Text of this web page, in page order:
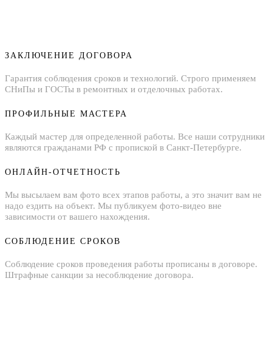
ЗАКЛЮЧЕНИЕ ДОГОВОРА
Гарантия соблюдения сроков и технологий. Строго применяем
СНиПы и ГОСТы в ремонтных и отделочных работах.
ПРОФИЛЬНЫЕ МАСТЕРА
Каждый мастер для определенной работы. Все наши сотрудники
являются гражданами РФ с пропиской в Санкт-Петербурге.
ОНЛАЙН-ОТЧЕТНОСТЬ
Мы высылаем вам фото всех этапов работы, а это значит вам не
надо ездить на объект. Мы публикуем фото-видео вне
зависимости от вашего нахождения.
СОБЛЮДЕНИЕ СРОКОВ
Соблюдение сроков проведения работы прописаны в договоре.
Штрафные санкции за несоблюдение договора.